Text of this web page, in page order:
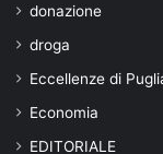
donazione
droga
Eccellenze di
Economia
EDITORIALE